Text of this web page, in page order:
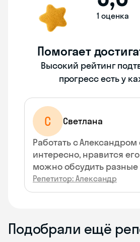
1 оценка
Помогает
Высокий рейтинг
прогресс есть у
С Светлана
Работать с Александром
интересно, нравится
можно обсудить
Репетитор: Александр
Подобрали ещё